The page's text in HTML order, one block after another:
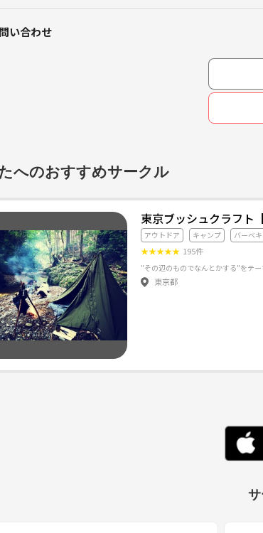
い合わせ
へのおすすめサークル
東京ブッシュクラフト
アウトドア キャンプ バーベ
★★★★★ 195件
東京都